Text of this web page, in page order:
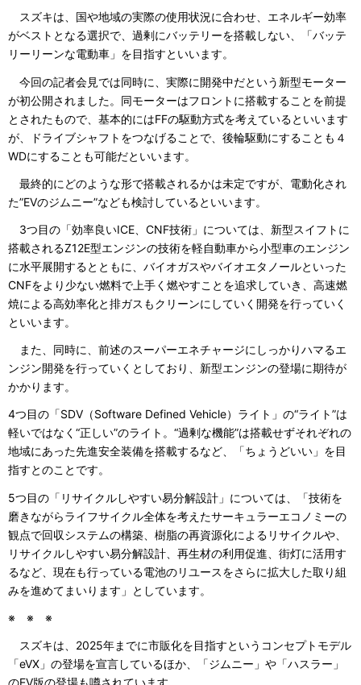
スズキは、国や地域の実際の使用状況に合わせ、エネルギー効率
がベストとなる選択で、過剰にバッテリーを搭載しない、「バッテ
リーリーンな電動車」を目指すといいます。
今回の記者会見では同時に、実際に開発中だという新型モーター
が初公開されました。同モーターはフロントに搭載することを前提
とされたもので、基本的にはFFの駆動方式を考えているといいます
が、ドライブシャフトをつなげることで、後輪駆動にすることも４
WDにすることも可能だといいます。
最終的にどのような形で搭載されるかは未定ですが、電動化され
た”EVのジムニー”なども検討しているといいます。
3つ目の「効率良いICE、CNF技術」については、新型スイフトに
搭載されるZ12E型エンジンの技術を軽自動車から小型車のエンジン
に水平展開するとともに、バイオガスやバイオエタノールといった
CNFをより少ない燃料で上手く燃やすことを追求していき、高速燃
焼による高効率化と排ガスもクリーンにしていく開発を行っていく
といいます。
また、同時に、前述のスーパーエネチャージにしっかりハマるエ
ンジン開発を行っていくとしており、新型エンジンの登場に期待が
かかります。
4つ目の「SDV（Software Defined Vehicle）ライト」の“ライト”は
軽いではなく“正しい”のライト。“過剰な機能”は搭載せずそれぞれの
地域にあった先進安全装備を搭載するなど、「ちょうどいい」を目
指すとのことです。
5つ目の「リサイクルしやすい易分解設計」については、「技術を
磨きながらライフサイクル全体を考えたサーキュラーエコノミーの
観点で回収システムの構築、樹脂の再資源化によるリサイクルや、
リサイクルしやすい易分解設計、再生材の利用促進、街灯に活用す
るなど、現在も行っている電池のリユースをさらに拡大した取り組
みを進めてまいります」としています。
※ ※ ※
スズキは、2025年までに市販化を目指すというコンセプトモデル
「eVX」の登場を宣言しているほか、「ジムニー」や「ハスラー」
のEV版の登場も噂されています。